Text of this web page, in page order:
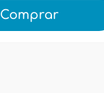
Comprar